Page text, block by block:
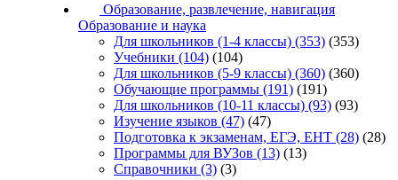
Образование, развлечение, навигация
Образование и наука
Для школьников (1-4 классы) (353) (353)
Учебники (104) (104)
Для школьников (5-9 классы) (360) (360)
Обучающие программы (191) (191)
Для школьников (10-11 классы) (93) (93)
Изучение языков (47) (47)
Подготовка к экзаменам, ЕГЭ, ЕНТ (28) (28)
Программы для ВУЗов (13) (13)
Справочники (3) (3)